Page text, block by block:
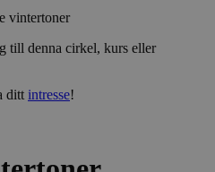
vintertoner
till denna cirkel, kurs eller
ditt intresse!